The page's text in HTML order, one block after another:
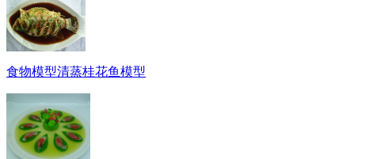
食物模型清蒸桂花鱼模型